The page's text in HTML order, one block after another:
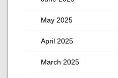
May 2025
April 2025
March 2025